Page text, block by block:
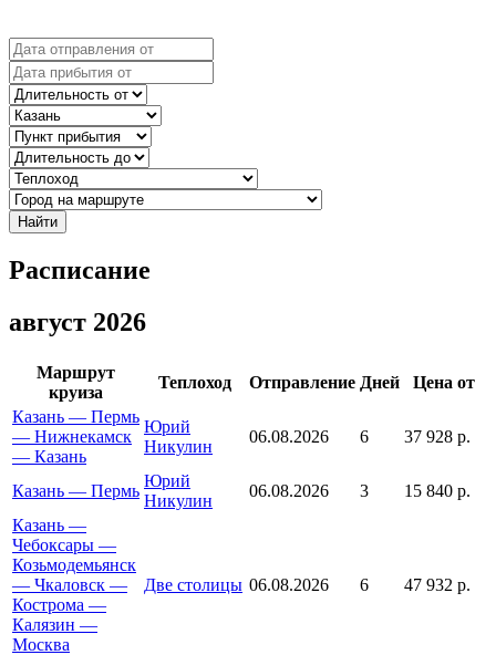
Найти
Расписание
август 2026
Маршрут
круиза
Теплоход Отправление Дней
Цена от
Казань — Пермь
— Нижнекамск
— Казань
Юрий
Никулин
06.08.2026 6 37 928 р.
Казань — Пермь
Юрий
Никулин
06.08.2026 3
15 840 р.
Казань —
Чебоксары —
Козьмодемьянск
— Чкаловск —
Кострома —
Калязин —
Москва
Две столицы 06.08.2026 6 47 932 р.